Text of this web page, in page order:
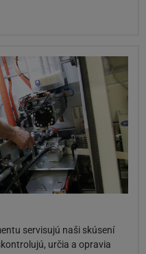
servisujú naši skúsení
určia a opravia